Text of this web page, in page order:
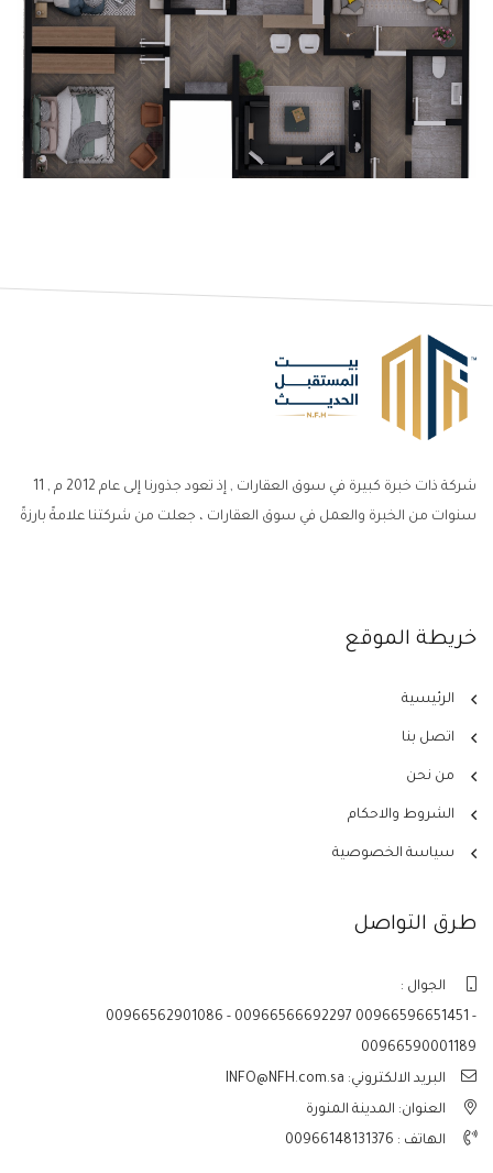
شركة ذات خبرة كبيرة في سوق العقارات , إذ تعود جذورنا إلى عام 2012 م , 11
سنوات من الخبرة والعمل في سوق العقارات ، جعلت من شركتنا علامةً بارزةً
خريطة الموقع
الرئيسية
اتصل بنا
من نحن
الشروط والاحكام
سياسة الخصوصية
طرق التواصل
الجوال :
00966562901086 - 00966566692297 00966596651451 -
00966590001189
البريد الالكتروني: INFO@NFH.com.sa
العنوان: المدينة المنورة
الهاتف : 00966148131376